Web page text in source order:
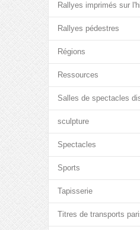
Rallyes imprimés sur
Rallyes pédestres
Régions
Ressources
Salles de spectacles
sculpture
Spectacles
Sports
Tapisserie
Titres de transports